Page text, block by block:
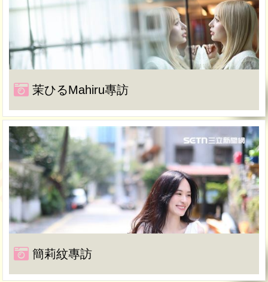
茉ひるMahiru專訪
簡莉紋專訪